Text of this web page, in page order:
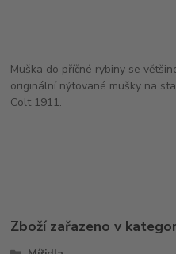
Muška do příčné rybiny se
originální nýtované mušky na
Colt 1911.
Zboží zařazeno v